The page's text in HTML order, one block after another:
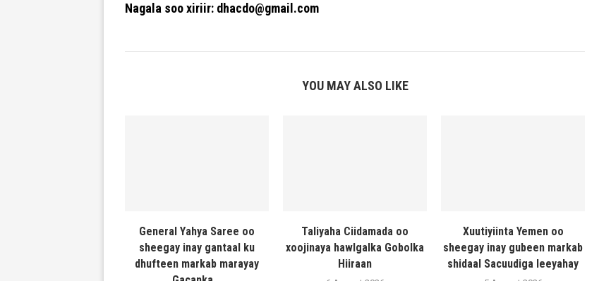
Nagala soo xiriir: dhacdo@gmail.com
YOU MAY ALSO LIKE
General Yahya Saree oo
sheegay inay gantaal ku
dhufteen markab marayay
Taliyaha Ciidamada oo
xoojinaya hawlgalka Gobolka
Hiiraan
Xuutiyiinta Yemen oo
sheegay inay gubeen markab
shidaal Sacuudiga leeyahay